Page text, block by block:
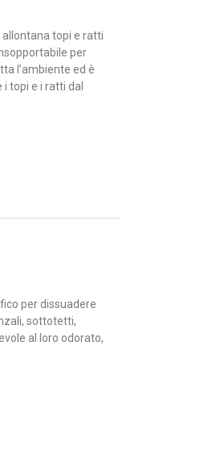
topi e ratti
per
l’ambiente ed è
topi e i ratti dal
per dissuadere
sottotetti,
al loro odorato,